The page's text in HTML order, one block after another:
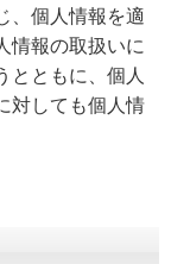
、個人情報を適
情報の取扱いに
とともに、個人
対しても個人情